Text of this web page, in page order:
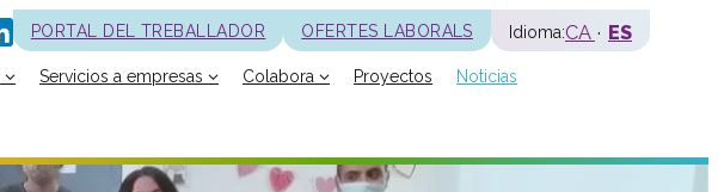
PORTAL DEL TREBALLADOR OFERTES LABORALS Idioma:CA ES
Servicios a empresas Colabora Proyectos Noticias
Historia